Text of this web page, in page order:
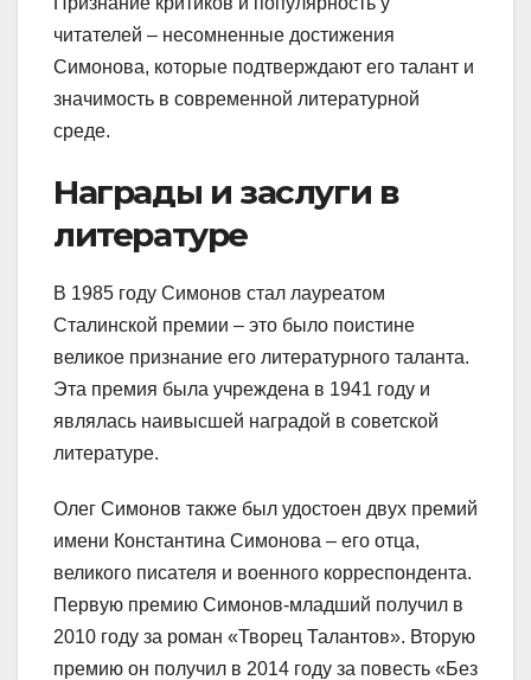
читателей – несомненные достижения
Симонова, которые подтверждают его талант и
значимость в современной литературной
среде.
Награды и заслуги в
литературе
В 1985 году Симонов стал лауреатом
Сталинской премии – это было поистине
великое признание его литературного таланта.
Эта премия была учреждена в 1941 году и
являлась наивысшей наградой в советской
литературе.
Олег Симонов также был удостоен двух премий
имени Константина Симонова – его отца,
великого писателя и военного корреспондента.
Первую премию Симонов-младший получил в
2010 году за роман «Творец Талантов». Вторую
премию он получил в 2014 году за повесть «Без